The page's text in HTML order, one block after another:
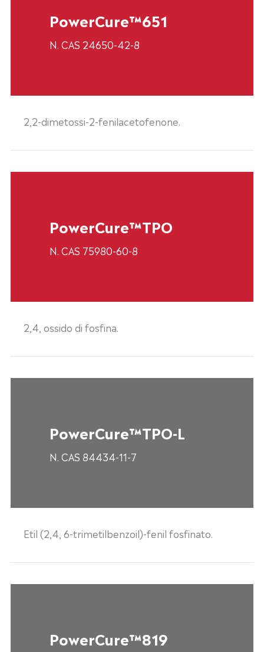
PowerCure™651
N. CAS 24650-42-8
2,2-dimetossi-2-fenilacetofenone.
PowerCure™TPO
N. CAS 75980-60-8
2,4, ossido di fosfina.
PowerCure™TPO-L
N. CAS 84434-11-7
Etil (2,4, 6-trimetilbenzoil)-fenil fosfinato.
PowerCure™819